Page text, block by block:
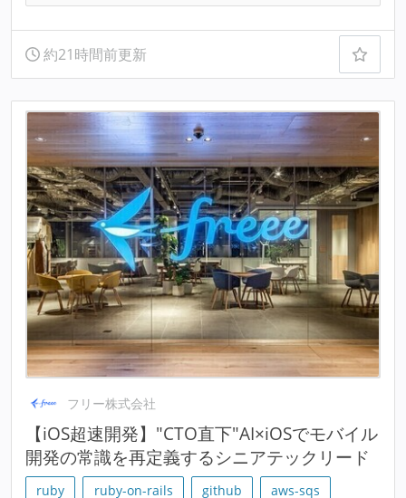
約21時間前更新
フリー株式会社
【iOS超速開発】"CTO直下"AI×iOSでモバイル
開発の常識を再定義するシニアテックリード
ruby ruby-on-rails github aws-sqs